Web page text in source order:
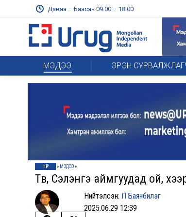
Даваа – Баасан 09:00 – 18:00
МЭДЭЭ ЭРЭН
НҮҮР » МЭДЭЭ»
Төв, Сэлэнгэ аймгуудад ой,
Нийтэлсэн: П Баянбилэг
2025.06.29 12:39